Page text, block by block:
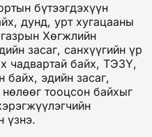
бүтээгдэхүүн
дунд, урт хугацааны
Хөгжлийн
засаг, санхүүгийн үр
чадвартай байх, ТЭЗҮ,
байх, эдийн засаг,
тооцсон байхыг
үзнэ.